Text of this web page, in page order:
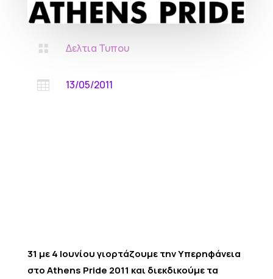
 Δελτια Τυπου
 13/05/2011
31 με 4 Ιουνίου γιορτάζουμε την Υπερηφάνεια
στο Athens Pride 2011 και διεκδικούμε τα